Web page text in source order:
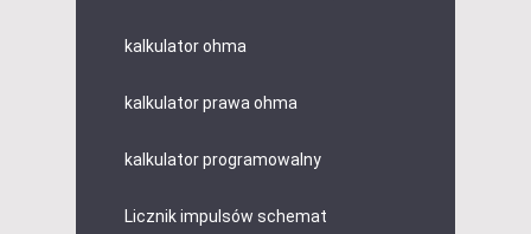
kalkulator ohma
kalkulator prawa ohma
kalkulator programowalny
Licznik impulsów schemat